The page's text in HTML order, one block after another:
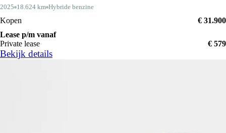
2025 18.624 km Hybride benzine
Kopen
€ 31.900
Lease p/m vanaf
Private lease
€ 579
Bekijk details